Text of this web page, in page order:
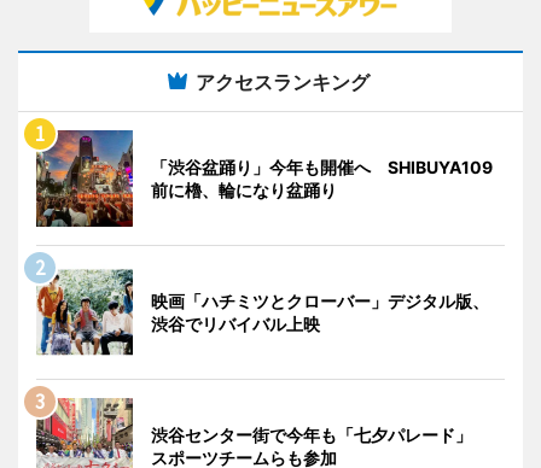
アクセスランキング
「渋谷盆踊り」今年も開催へ SHIBUYA109
前に櫓、輪になり盆踊り
映画「ハチミツとクローバー」デジタル版、
渋谷でリバイバル上映
渋谷センター街で今年も「七夕パレード」
スポーツチームらも参加